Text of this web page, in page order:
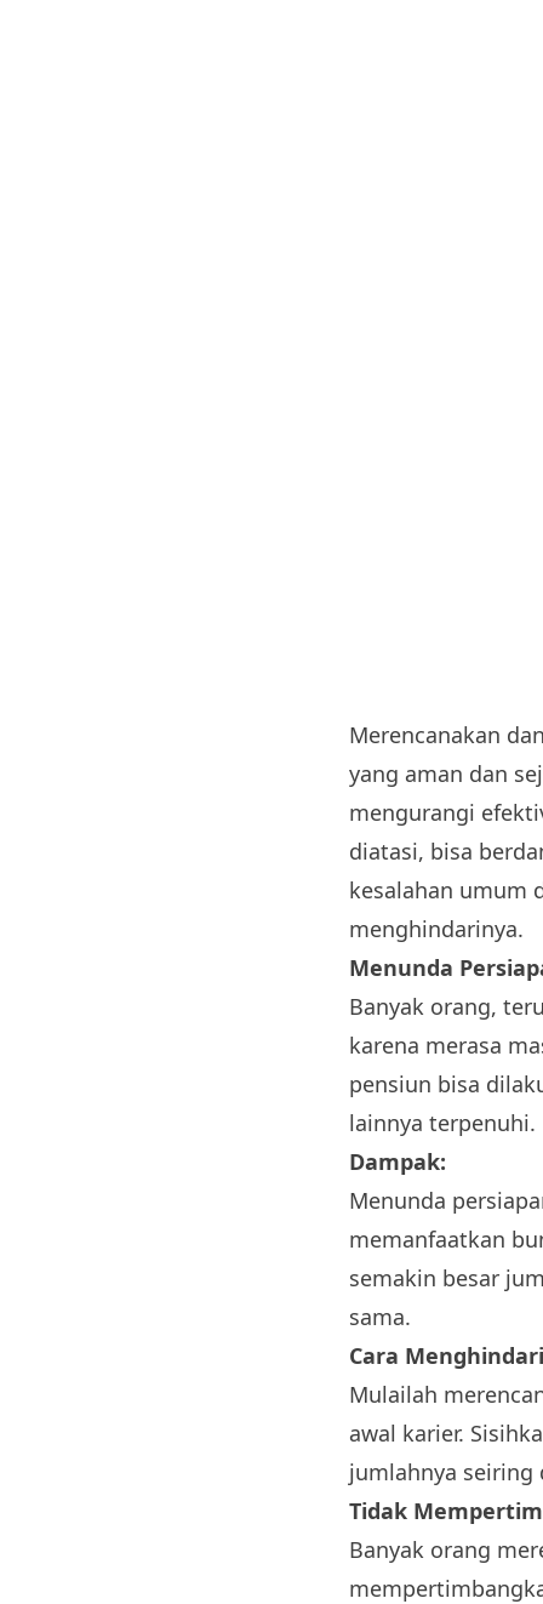
Merencanakan
yang aman dan
mengurangi
diatasi, bisa
kesalahan umum
menghindarinya.
Menunda
Banyak orang,
karena merasa
pensiun bisa
lainnya terpenuhi.
Dampak:
Menunda
memanfaatkan
semakin besar
sama.
Cara
Mulailah
awal karier.
jumlahnya seiring
Tidak
Banyak orang